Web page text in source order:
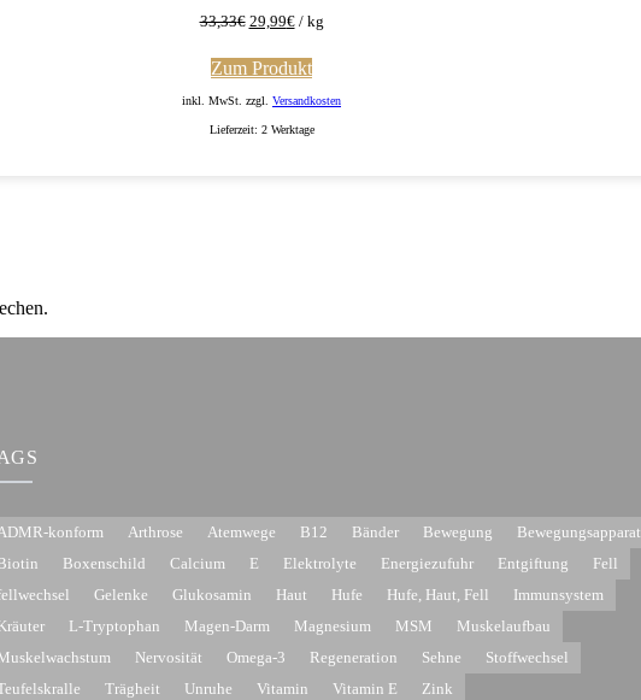
war:
ist:
33,33€ 29,99€/ kg
Zum Produkt
inkl. MwSt. zzgl. Versandkosten
Lieferzeit: 2 Werktage
konform Arthrose Atemwege B12 Bänder Bewegung
Bewegungsapparat
Boxenschild Calcium E Elektrolyte Energiezufuhr Entgiftung
Fell
Gelenke Glukosamin Haut Hufe Hufe, Haut, Fell
Immunsystem
L-Tryptophan Magen-Darm Magnesium MSM
Muskelaufbau
Nervosität Omega-3 Regeneration Sehne
Stoffwechsel
Trägheit Unruhe Vitamin Vitamin E Zink